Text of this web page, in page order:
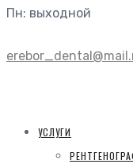
Пн: выходной
УСЛУГИ